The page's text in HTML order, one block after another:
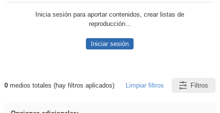
Inicia sesión para aportar contenidos, crear listas de
reproducción...
Iniciar sesión
Resultados de: Explorations
0medios totales (hay filtros aplicados) Limpiar filtros Filtros